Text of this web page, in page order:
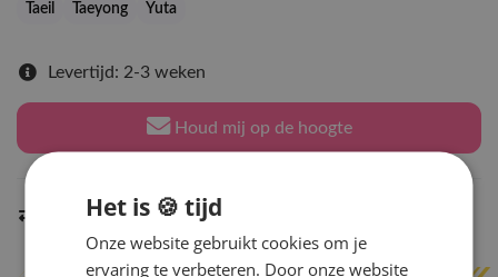
Taeil
Taeyong Yuta
Levertijd: 2-3 weken
Houd mij op de hoogte
Indien op voorraadbinnen 2 werkdagen
Het is 🍪 tijd
Onze website gebruikt cookies om je
ervaring te verbeteren. Door onze website